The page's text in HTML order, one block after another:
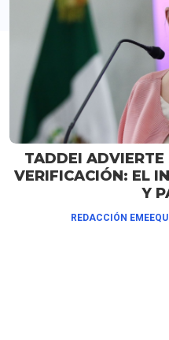
TADDEI ADVIERTE
VERIFICACIÓN: EL
Y
REDACCIÓN